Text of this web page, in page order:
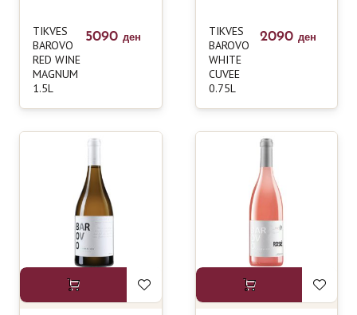
TIKVES
BAROVO
RED WINE
MAGNUM
1.5L
5090 ден
TIKVES
BAROVO
WHITE
CUVEE
0.75L
2090 ден